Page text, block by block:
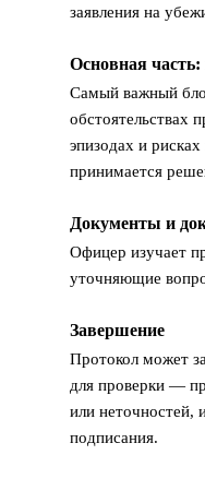
заявления на
Основная
Самый важный
обстоятельствах
эпизодах и
принимается
Документы и
Офицер изучает
уточняющие
Завершение
Протокол может
для проверки —
или неточностей,
подписания.